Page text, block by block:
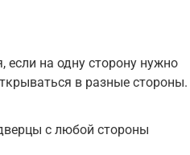
на одну сторону нужно
в разные стороны.
с любой стороны